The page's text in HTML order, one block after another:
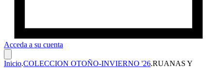
Acceda a su cuenta
Inicio.COLECCION OTOÑO-INVIERNO '26.RUANAS Y